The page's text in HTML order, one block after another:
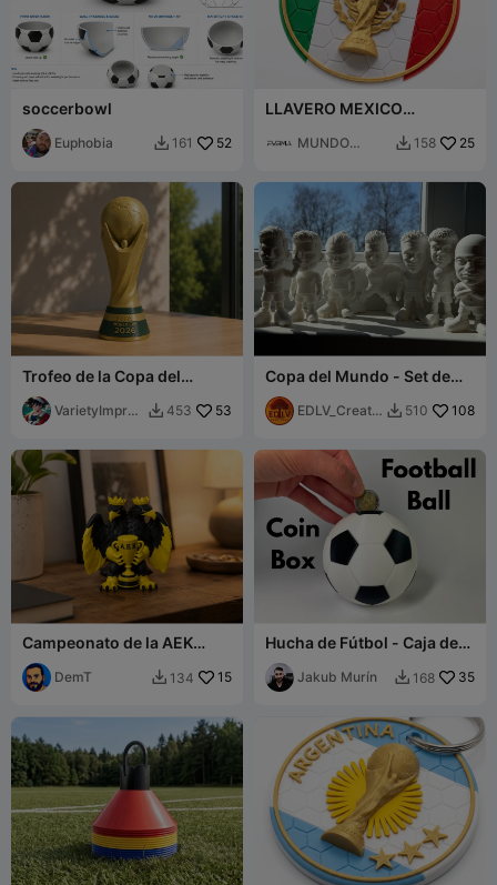
soccerbowl
Euphobia  161 52
LLAVERO MEXICO
MUNDO
 158 25
Trofeo de la Copa del
Mundo 2026
VarietyImpres
 453 53
Copa del Mundo - Set de
jugadores
EDLV_Creatio  510 108
Campeonato de la AEK
Atenas 2026
DemT  134 15
Hucha de Fútbol - Caja de
Monedas de Fútbol
Jakub Murín  168 35